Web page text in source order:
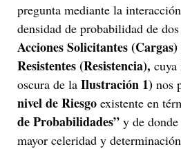
pregunta mediante la
densidad de probabilidad de
Acciones Solicitantes
Resistentes (Resistencia),
oscura de la Ilustración 1) nos
nivel de Riesgo existente en
de Probabilidades” y de
mayor celeridad y